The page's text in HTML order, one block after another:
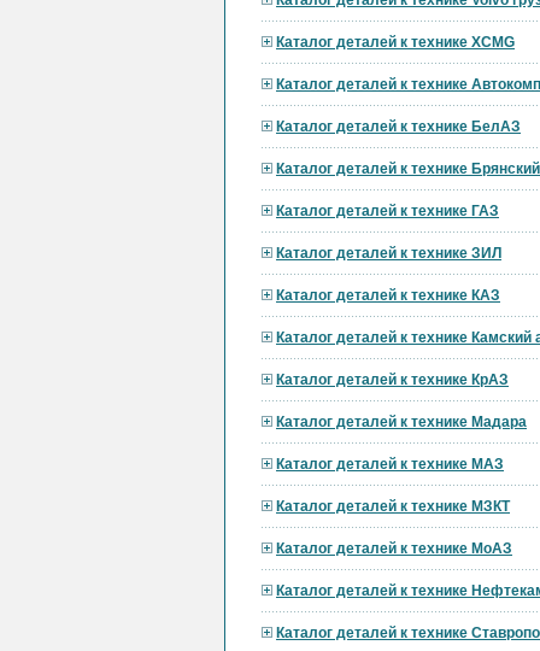
Каталог деталей к технике XCMG
Каталог деталей к технике
Каталог деталей к технике БелАЗ
Каталог деталей к технике
Каталог деталей к технике ГАЗ
Каталог деталей к технике ЗИЛ
Каталог деталей к технике КАЗ
Каталог деталей к технике Камский
Каталог деталей к технике КрАЗ
Каталог деталей к технике Мадара
Каталог деталей к технике МАЗ
Каталог деталей к технике МЗКТ
Каталог деталей к технике МоАЗ
Каталог деталей к технике
Каталог деталей к технике